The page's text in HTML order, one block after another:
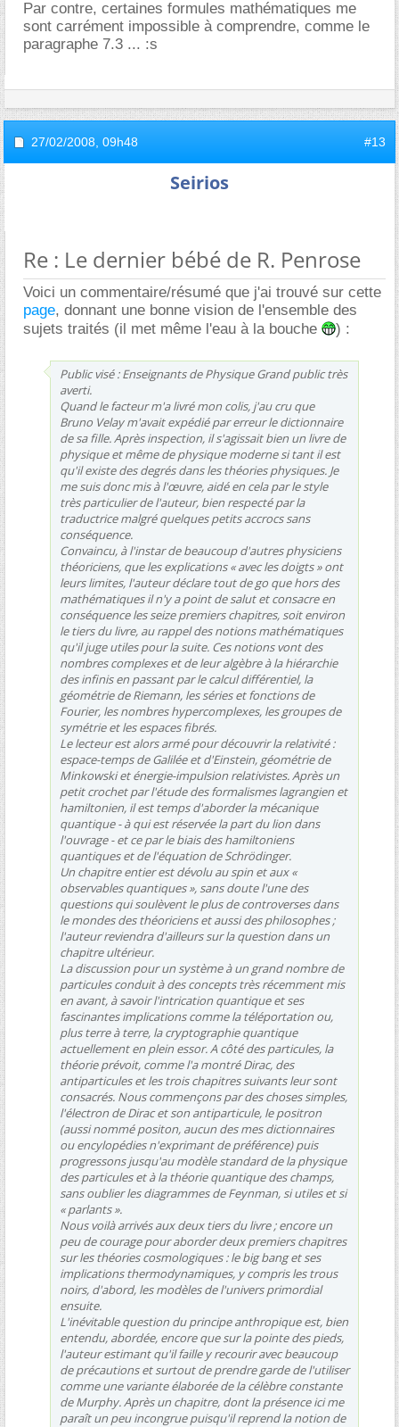
Par contre, certaines formules mathématiques me
sont carrément impossible à comprendre, comme le
paragraphe 7.3 ... :s
27/02/2008, 09h48 #13
Seirios
Re : Le dernier bébé de R. Penrose
Voici un commentaire/résumé que j'ai trouvé sur cette
page, donnant une bonne vision de l'ensemble des
sujets traités (il met même l'eau à la bouche
) :
Public visé : Enseignants de Physique Grand public très
averti.
Quand le facteur m'a livré mon colis, j'au cru que
Bruno Velay m'avait expédié par erreur le dictionnaire
de sa fille. Après inspection, il s'agissait bien un livre de
physique et même de physique moderne si tant il est
qu'il existe des degrés dans les théories physiques. Je
me suis donc mis à l'œuvre, aidé en cela par le style
très particulier de l'auteur, bien respecté par la
traductrice malgré quelques petits accrocs sans
conséquence.
Convaincu, à l'instar de beaucoup d'autres physiciens
théoriciens, que les explications « avec les doigts » ont
leurs limites, l'auteur déclare tout de go que hors des
mathématiques il n'y a point de salut et consacre en
conséquence les seize premiers chapitres, soit environ
le tiers du livre, au rappel des notions mathématiques
qu'il juge utiles pour la suite. Ces notions vont des
nombres complexes et de leur algèbre à la hiérarchie
des infinis en passant par le calcul différentiel, la
géométrie de Riemann, les séries et fonctions de
Fourier, les nombres hypercomplexes, les groupes de
symétrie et les espaces fibrés.
Le lecteur est alors armé pour découvrir la relativité :
espace-temps de Galilée et d'Einstein, géométrie de
Minkowski et énergie-impulsion relativistes. Après un
petit crochet par l'étude des formalismes lagrangien et
hamiltonien, il est temps d'aborder la mécanique
quantique - à qui est réservée la part du lion dans
l'ouvrage - et ce par le biais des hamiltoniens
quantiques et de l'équation de Schrödinger.
Un chapitre entier est dévolu au spin et aux «
observables quantiques », sans doute l'une des
questions qui soulèvent le plus de controverses dans
le mondes des théoriciens et aussi des philosophes ;
l'auteur reviendra d'ailleurs sur la question dans un
chapitre ultérieur.
La discussion pour un système à un grand nombre de
particules conduit à des concepts très récemment mis
en avant, à savoir l'intrication quantique et ses
fascinantes implications comme la téléportation ou,
plus terre à terre, la cryptographie quantique
actuellement en plein essor. A côté des particules, la
théorie prévoit, comme l'a montré Dirac, des
antiparticules et les trois chapitres suivants leur sont
consacrés. Nous commençons par des choses simples,
l'électron de Dirac et son antiparticule, le positron
(aussi nommé positon, aucun des mes dictionnaires
ou encylopédies n'exprimant de préférence) puis
progressons jusqu'au modèle standard de la physique
des particules et à la théorie quantique des champs,
sans oublier les diagrammes de Feynman, si utiles et si
« parlants ».
Nous voilà arrivés aux deux tiers du livre ; encore un
peu de courage pour aborder deux premiers chapitres
sur les théories cosmologiques : le big bang et ses
implications thermodynamiques, y compris les trous
noirs, d'abord, les modèles de l'univers primordial
ensuite.
L'inévitable question du principe anthropique est, bien
entendu, abordée, encore que sur la pointe des pieds,
l'auteur estimant qu'il faille y recourir avec beaucoup
de précautions et surtout de prendre garde de l'utiliser
comme une variante élaborée de la célèbre constante
de Murphy. Après un chapitre, dont la présence ici me
paraît un peu incongrue puisqu'il reprend la notion de